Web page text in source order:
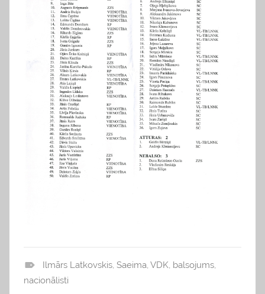
b
Ilmārs Latkovskis, Saeima, VDK, balsojums,
nacionālisti